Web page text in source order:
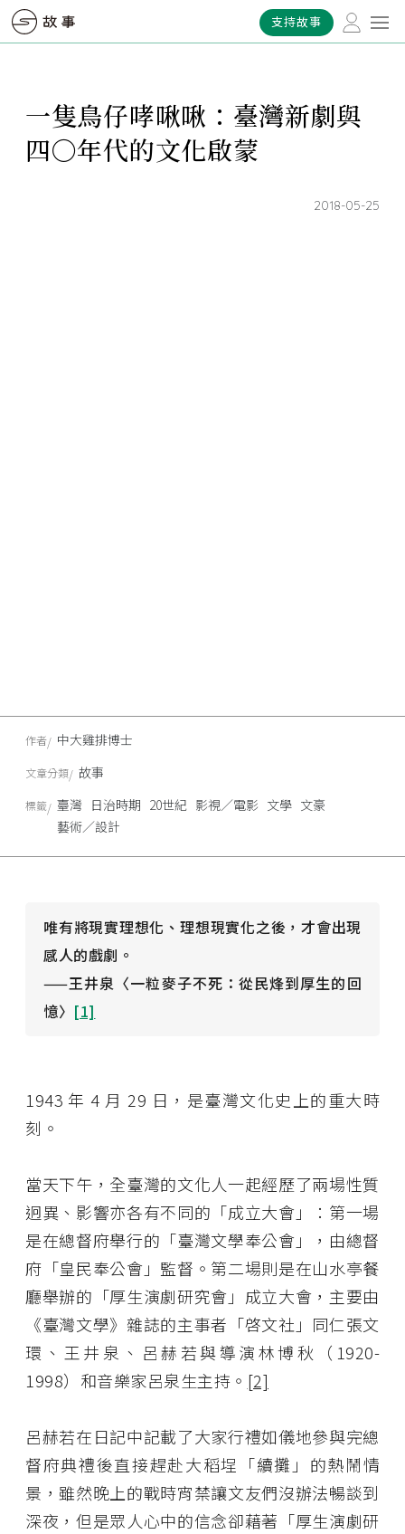
支持故事
一隻鳥仔哮啾啾：臺灣新劇與
四〇年代的文化啟蒙
2018-05-25
唯有將現實理想化、理想現實化之後，才會出現
感人的戲劇。
——王井泉〈一粒麥子不死：從民烽到厚生的回
憶〉 [1]
1943 年 4 月 29 日，是臺灣文化史上的重大時
刻。
當天下午，全臺灣的文化人一起經歷了兩場性質
迥異、影響亦各有不同的「成立大會」：第一場
是在總督府舉行的「臺灣文學奉公會」，由總督
府「皇民奉公會」監督。第二場則是在山水亭餐
廳舉辦的「厚生演劇研究會」成立大會，主要由
《臺灣文學》雜誌的主事者「啓文社」同仁張文
環、王井泉、呂赫若與導演林博秋（1920-
1998）和音樂家呂泉生主持。 [2]
呂赫若在日記中記載了大家行禮如儀地參與完總
督府典禮後直接趕赴大稻埕「續攤」的熱鬧情
景，雖然晚上的戰時宵禁讓文友們沒辦法暢談到
深夜，但是眾人心中的信念卻藉著「厚生演劇研
作者 中大雞排博士
文章分類 故事
標籤 臺灣 日治時期 20世紀 影視／電影 文學 文豪
藝術／設計